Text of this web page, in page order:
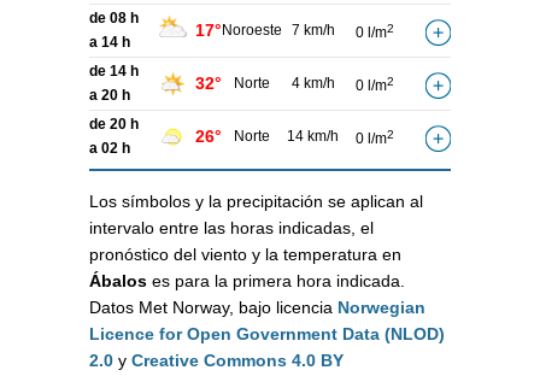
de 08 h
a 14 h
17° Noroeste 7 km/h 0 l/m2
de 14 h
a 20 h
32° Norte 4 km/h 0 l/m2
de 20 h
a 02 h
26° Norte 14 km/h 0 l/m2
Los símbolos y la precipitación se aplican al
intervalo entre las horas indicadas, el
pronóstico del viento y la temperatura en
Ábalos es para la primera hora indicada.
Datos Met Norway, bajo licencia Norwegian
Licence for Open Government Data (NLOD)
2.0 y Creative Commons 4.0 BY